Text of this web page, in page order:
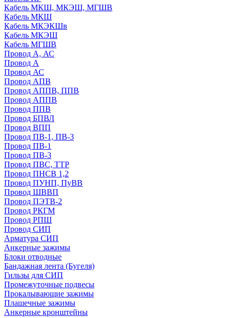
Кабель МКШ, МКЭШ, МГШВ
Кабель МКШ
Кабель МКЭКШв
Кабель МКЭШ
Кабель МГШВ
Провод А, АС
Провод А
Провод АС
Провод АПВ
Провод АППВ, ППВ
Провод АППВ
Провод ППВ
Провод БПВЛ
Провод ВПП
Провод ПВ-1, ПВ-3
Провод ПВ-1
Провод ПВ-3
Провод ПВС, ТТР
Провод ПНСВ 1,2
Провод ПУНП, ПуВВ
Провод ШВВП
Провод ПЭТВ-2
Провод РКГМ
Провод РПШ
Провод СИП
Арматура СИП
Анкерные зажимы
Блоки отводные
Бандажная лента (Бугеля)
Гильзы для СИП
Промежуточные подвесы
Прокалывающие зажимы
Плашечные зажимы
Анкерные кронштейны